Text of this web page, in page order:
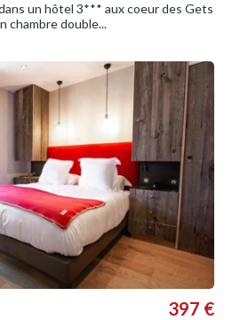
un hôtel 3*** aux coeur des Gets
chambre double...
397 €